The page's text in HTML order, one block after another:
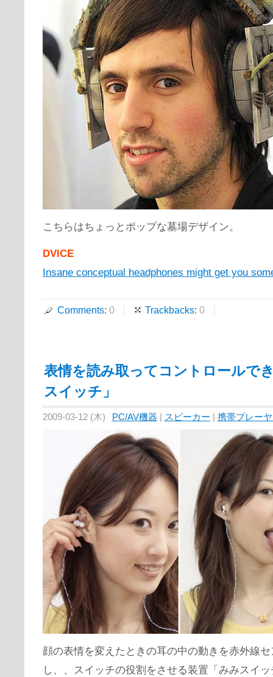
こちらはちょっとポップな墓場デザイン。
DVICE
Insane conceptual headphones might get you
Comments: 0 Trackbacks: 0
表情を読み取ってコントロールで
スイッチ」
2009-03-12 (木) PC/AV機器 スピーカー 携帯プレー
顔の表情を変えたときの耳の中の動きを赤外線
し、、スイッチの役割をさせる装置「みみスイ